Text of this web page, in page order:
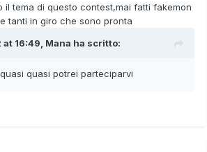
il tema di questo contest,mai fatti fakemon
tanti in giro che sono pronta
16:49, Mana ha scritto:
quasi potrei parteciparvi